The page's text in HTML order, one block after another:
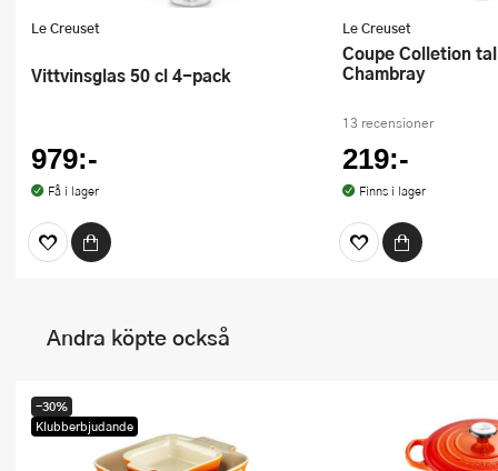
Le Creuset
Vittvinsglas 50 cl 4-pack
979:-
Få i lager
Le Creuset
Coupe Colletion tallrik 27 cm
Chambray
13 recensioner
219:-
Finns i lager
Andra köpte också
-30%
Klubberbjudande